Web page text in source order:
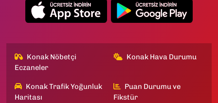
Konak Nöbetçi
Eczaneler
Konak Hava Durumu
Konak Trafik Yoğunluk
Haritası
Puan Durumu ve
Fikstür